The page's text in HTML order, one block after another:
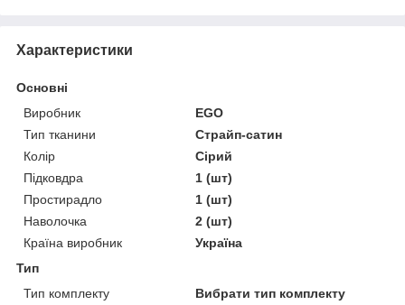
Характеристики
Основні
Виробник
EGO
Тип тканини
Страйп-сатин
Колір
Сірий
Підковдра
1 (шт)
Простирадло
1 (шт)
Наволочка
2 (шт)
Країна виробник
Україна
Тип
Тип комплекту
Вибрати тип комплекту